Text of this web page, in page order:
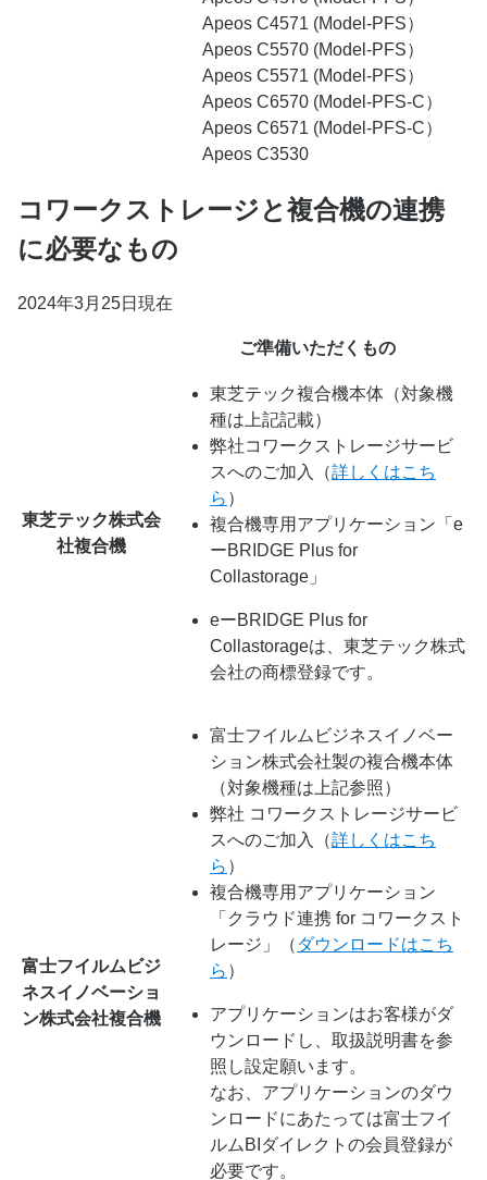
Apeos C4571 (Model-PFS）
Apeos C5570 (Model-PFS）
Apeos C5571 (Model-PFS）
Apeos C6570 (Model-PFS-C）
Apeos C6571 (Model-PFS-C）
Apeos C3530
コワークストレージと複合機の連携
に必要なもの
2024年3月25日現在
ご準備いただくもの
東芝テック株式会
社複合機
東芝テック複合機本体（対象機
種は上記記載）
弊社コワークストレージサービ
スへのご加入（詳しくはこち
ら ）
複合機専用アプリケーション「e
ーBRIDGE Plus for
Collastorage」
eーBRIDGE Plus for
Collastorageは、東芝テック株式
会社の商標登録です。
富士フイルムビジ
ネスイノベーショ
ン株式会社複合機
富士フイルムビジネスイノベー
ション株式会社製の複合機本体
（対象機種は上記参照）
弊社 コワークストレージサービ
スへのご加入（詳しくはこち
ら ）
複合機専用アプリケーション
「クラウド連携 for コワークスト
レージ」（ ダウンロードはこち
ら ）
アプリケーションはお客様がダ
ウンロードし、取扱説明書を参
照し設定願います。
なお、アプリケーションのダウ
ンロードにあたっては富士フイ
ルムBIダイレクトの会員登録が
必要です。